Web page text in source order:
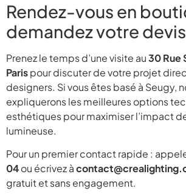
Rendez-vous en
demandez votre
Prenez le temps d’une visite au30 Rue
Parispour discuter de votre projet
designers. Si vous êtes basé à Seugy,
expliquerons les meilleures options
esthétiques pour maximiser l’impact
lumineuse.
Pour un premier contact rapide :
04ou écrivez à
gratuit et sans engagement.